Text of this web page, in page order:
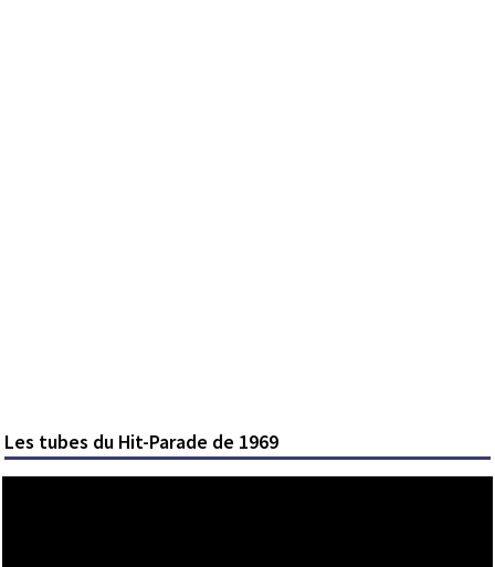
Les tubes du Hit-Parade de 1969